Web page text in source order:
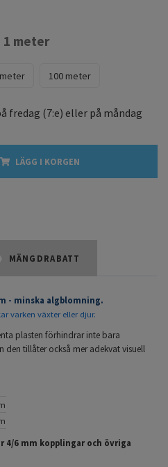
1 meter
100 meter
fredag (7:e) eller på måndag
LÄGG I KORGEN
MÄNGDRABATT
- minska algblomning.
varken växter eller djur.
plasten förhindrar inte bara
den tillåter också mer adekvat visuell
6 mm kopplingar och övriga